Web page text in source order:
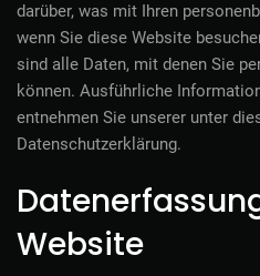
darüber, was mit Ihren
wenn Sie diese Website
sind alle Daten, mit denen Sie
können. Ausführliche
entnehmen Sie unserer unter
Datenschutzerklärung.
Website